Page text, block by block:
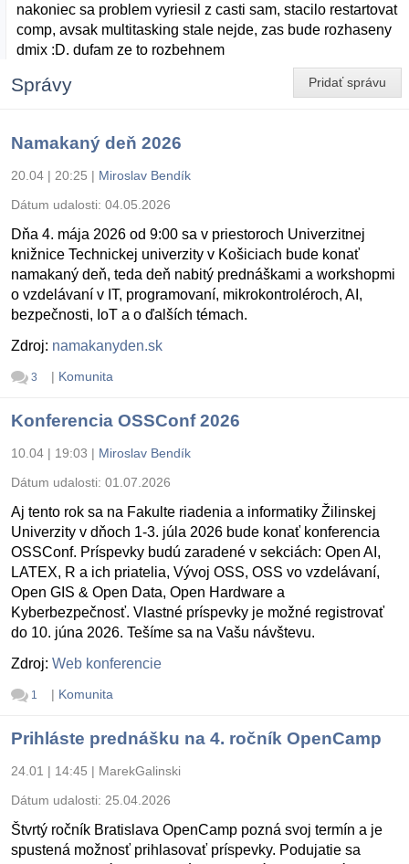
nakoniec sa problem vyriesil z casti sam, stacilo restartovat
comp, avsak multitasking stale nejde, zas bude rozhaseny
dmix :D. dufam ze to rozbehnem
Pridať správu
Správy
Namakaný deň 2026
20.04 | 20:25 | Miroslav Bendík
Dátum udalosti: 04.05.2026
Dňa 4. mája 2026 od 9:00 sa v priestoroch Univerzitnej
knižnice Technickej univerzity v Košiciach bude konať
namakaný deň, teda deň nabitý prednáškami a workshopmi
o vzdelávaní v IT, programovaní, mikrokontroléroch, AI,
bezpečnosti, IoT a o ďalších témach.
Zdroj: namakanyden.sk
3 | Komunita
Konferencia OSSConf 2026
10.04 | 19:03 | Miroslav Bendík
Dátum udalosti: 01.07.2026
Aj tento rok sa na Fakulte riadenia a informatiky Žilinskej
Univerzity v dňoch 1-3. júla 2026 bude konať konferencia
OSSConf. Príspevky budú zaradené v sekciách: Open AI,
LATEX, R a ich priatelia, Vývoj OSS, OSS vo vzdelávaní,
Open GIS & Open Data, Open Hardware a
Kyberbezpečnosť. Vlastné príspevky je možné registrovať
do 10. júna 2026. Tešíme sa na Vašu návštevu.
Zdroj: Web konferencie
1 | Komunita
Prihláste prednášku na 4. ročník OpenCamp
24.01 | 14:45 | MarekGalinski
Dátum udalosti: 25.04.2026
Štvrtý ročník Bratislava OpenCamp pozná svoj termín a je
spustená možnosť prihlasovať príspevky. Podujatie sa